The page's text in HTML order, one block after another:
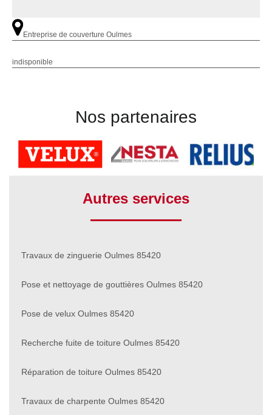
Entreprise de couverture Oulmes
indisponible
Nos partenaires
Autres services
Travaux de zinguerie Oulmes 85420
Pose et nettoyage de gouttières Oulmes 85420
Pose de velux Oulmes 85420
Recherche fuite de toiture Oulmes 85420
Réparation de toiture Oulmes 85420
Travaux de charpente Oulmes 85420